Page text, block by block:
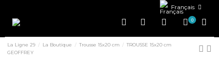
Français
0
La Ligne 29 La Boutique Trousse 15x20 cm
TROUSSE 15x20 cm
GEOFFREY